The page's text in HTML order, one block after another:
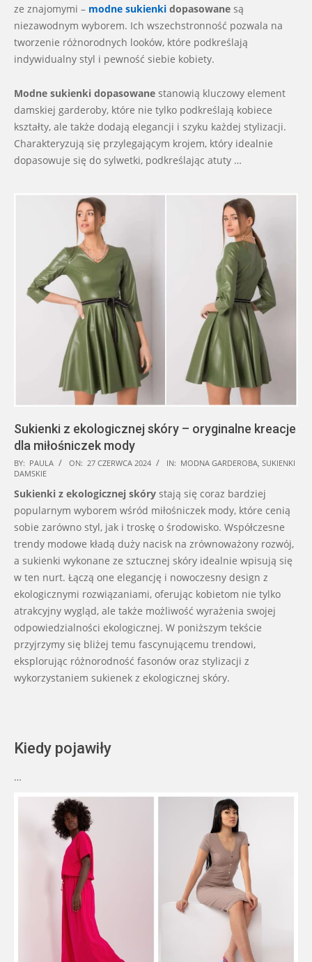
ze znajomymi – modne sukienki dopasowane są
niezawodnym wyborem. Ich wszechstronność pozwala na
tworzenie różnorodnych looków, które podkreślają
indywidualny styl i pewność siebie kobiety.
Modne sukienki dopasowane stanowią kluczowy element
damskiej garderoby, które nie tylko podkreślają kobiece
kształty, ale także dodają elegancji i szyku każdej stylizacji.
Charakteryzują się przylegającym krojem, który idealnie
dopasowuje się do sylwetki, podkreślając atuty …
Sukienki z ekologicznej skóry – oryginalne kreacje
dla miłośniczek mody
2024-
06-
27
BY: PAULA ON: 27 CZERWCA 2024 IN: MODNA GARDEROBA, SUKIENKI
DAMSKIE
Sukienki z ekologicznej skóry stają się coraz bardziej
popularnym wyborem wśród miłośniczek mody, które cenią
sobie zarówno styl, jak i troskę o środowisko. Współczesne
trendy modowe kładą duży nacisk na zrównoważony rozwój,
a sukienki wykonane ze sztucznej skóry idealnie wpisują się
w ten nurt. Łączą one elegancję i nowoczesny design z
ekologicznymi rozwiązaniami, oferując kobietom nie tylko
atrakcyjny wygląd, ale także możliwość wyrażenia swojej
odpowiedzialności ekologicznej. W poniższym tekście
przyjrzymy się bliżej temu fascynującemu trendowi,
eksplorując różnorodność fasonów oraz stylizacji z
wykorzystaniem sukienek z ekologicznej skóry.
Kiedy pojawiły
…